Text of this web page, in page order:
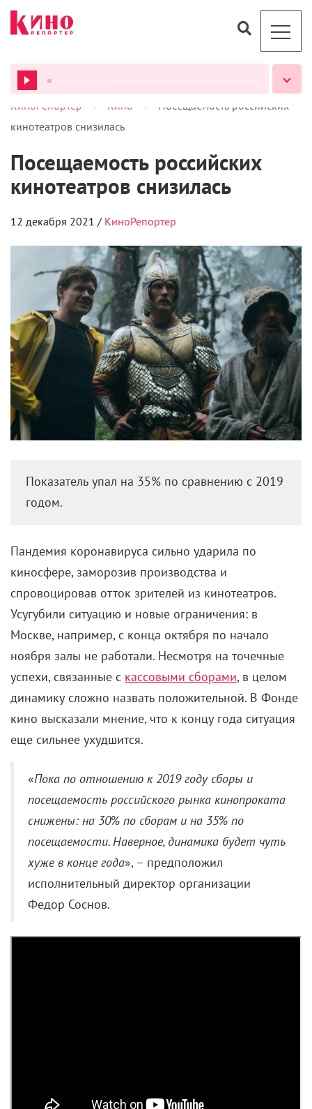
ВСЕ ПОДКАСТЫ
КиноРепортер > Кино >
Посещаемость российских
кинотеатров снизилась
Посещаемость российских
кинотеатров снизилась
12 декабря 2021 / КиноРепортер
Показатель упал на 35% по сравнению с 2019
годом.
Пандемия коронавируса сильно ударила по
киносфере, заморозив производства и
спровоцировав отток зрителей из кинотеатров.
Усугубили ситуацию и новые ограничения: в
Москве, например, с конца октября по начало
ноября залы не работали. Несмотря на точечные
успехи, связанные с кассовыми сборами, в целом
динамику сложно назвать положительной. В Фонде
кино высказали мнение, что к концу года ситуация
еще сильнее ухудшится.
«Пока по отношению к 2019 году сборы и
посещаемость российского рынка кинопроката
снижены: на 30% по сборам и на 35% по
посещаемости. Наверное, динамика будет чуть
хуже в конце года», – предположил
исполнительный директор организации
Федор Соснов.